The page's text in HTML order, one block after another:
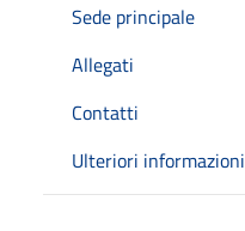
Sede principale
Allegati
Contatti
Ulteriori informazioni